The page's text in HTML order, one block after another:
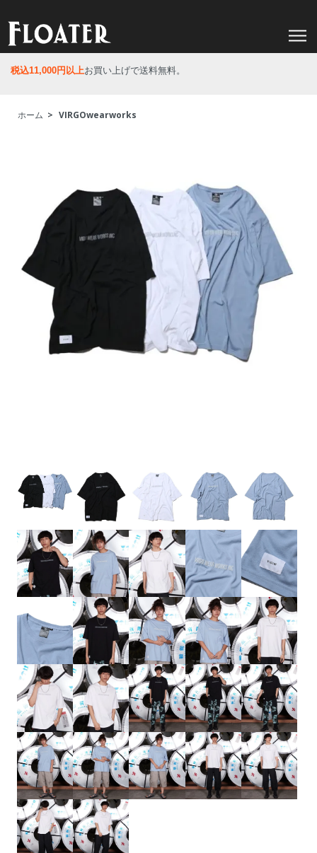
税込11,000円以上お買い上げで送料無料。
ホーム > VIRGOwearworks